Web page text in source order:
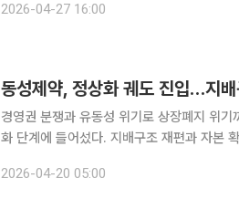
24일 NH투자증권은 임시 이사회를 열고 기
2026-04-27 16:00
동성제약, 정상화 궤도 진입…지
경영권 분쟁과 유동성 위기로 상장폐지 위
화 단계에 들어섰다. 지배구조 재편과 자본
면 동성제약은 지난달 서울회생법원의 회생
2026-04-20 05:00